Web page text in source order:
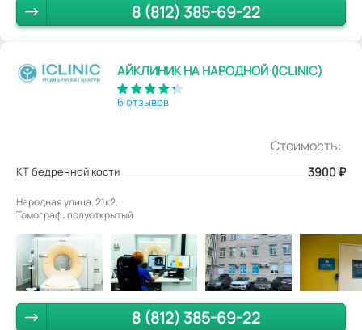
8 (812) 385-69-22
АЙКЛИНИК НА НАРОДНОЙ (ICLINIC)
6 отзывов
Стоимость:
КТ бедренной кости 3900 ₽
Народная улица, 21к2.
Томограф: полуоткрытый
8 (812) 385-69-22